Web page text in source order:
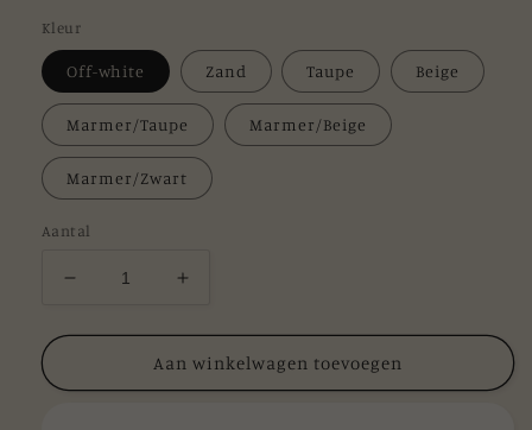
Kleur
Off-white Zand Taupe Beige
Marmer/Taupe Marmer/Beige
Marmer/Zwart
Aantal
Aantal
voor
Candle
Aantal
voor
Lulu
Candle
Aan winkelwagen toevoegen